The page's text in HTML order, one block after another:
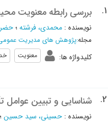
1. بررسی رابطه معنویت
نویسنده : محمدی، فرشته؛
مجله:پژوهش های مدیریت
کلیدواژه ها: معنویت
2. شناسایی و تبیین عوامل
نویسنده : حسینی، سید حسین؛